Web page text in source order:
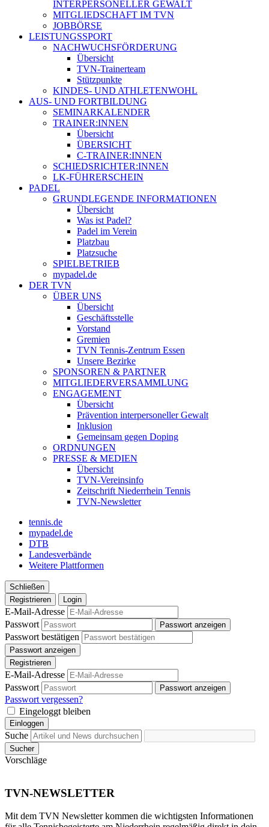
INTERPERSONELLER GEWALT
MITGLIEDSCHAFT IM TVN
JOBBÖRSE
LEISTUNGSSPORT
NACHWUCHSFÖRDERUNG
Übersicht
TVN-Trainerteam
Stützpunkte
KINDES- UND ATHLETENWOHL
AUS- UND FORTBILDUNG
SEMINARKALENDER
TRAINER:INNEN
Übersicht
ÜBERSICHT
C-TRAINER:INNEN
SCHIEDSRICHTER:INNEN
LK-FÜHRERSCHEIN
PADEL
GRUNDLEGENDE INFORMATIONEN
Übersicht
Was ist Padel?
Padel im Verein
Platzbau
Platzsuche
SPIELBETRIEB
mypadel.de
DER TVN
ÜBER UNS
Übersicht
Geschäftsstelle
Vorstand
Gremien
TVN Tennis-Zentrum Essen
Unsere Bezirke
SPONSOREN & PARTNER
MITGLIEDERVERSAMMLUNG
ENGAGEMENT
Übersicht
Prävention interpersoneller Gewalt
Inklusion
Gemeinsam gegen Doping
ORDNUNGEN
PRESSE & MEDIEN
Übersicht
TVN-Vereinsinfo
Zeitschrift Niederrhein Tennis
TVN-Newsletter
tennis.de
mypadel.de
DTB
Landesverbände
Weitere Plattformen
Schließen
Registrieren
Login
E-Mail-Adresse
Passwort
Passwort anzeigen
Passwort bestätigen
Passwort anzeigen
Registrieren
E-Mail-Adresse
Passwort
Passwort anzeigen
Passwort vergessen?
Eingeloggt bleiben
Einloggen
Suche
Sucher
Vorschläge
TVN-NEWSLETTER
Mit dem TVN Newsletter kommen die wichtigsten Informationen